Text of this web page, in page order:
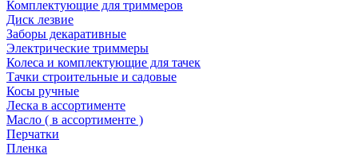
Комплектующие для триммеров
Диск лезвие
Заборы декаративные
Электрические триммеры
Колеса и комплектующие для тачек
Тачки строительные и садовые
Косы ручные
Леска в ассортименте
Масло ( в ассортименте )
Перчатки
Пленка